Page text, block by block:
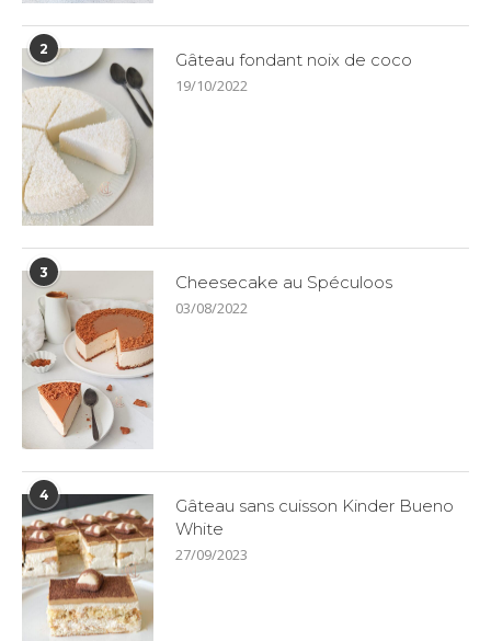
2
Gâteau fondant noix de coco
19/10/2022
3
Cheesecake au Spéculoos
03/08/2022
4
Gâteau sans cuisson Kinder Bueno
White
27/09/2023